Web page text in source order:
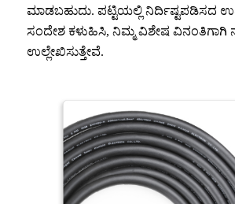
ಮಾಡಬಹುದು. ಪಟ್ಟಿಯಲ್ಲಿ ನಿರ್ದಿಷ್ಟಪಡಿಸದ
ಸಂದೇಶ ಕಳುಹಿಸಿ, ನಿಮ್ಮ ವಿಶೇಷ ವಿನಂತಿಗಾಗಿ
ಉಲ್ಲೇಖಿಸುತ್ತೇವೆ.